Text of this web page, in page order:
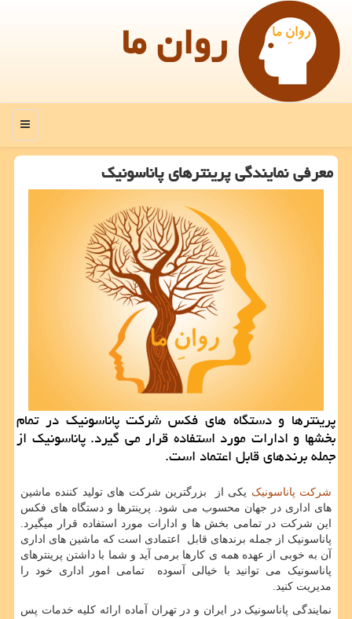
روان ما
منو
معرفی نمایندگی پرینترهای پاناسونیك
پرینترها و دستگاه های فكس شركت پاناسونیك در تمام
بخشها و ادارات مورد استفاده قرار می گیرد. پاناسونیك از
جمله برندهای قابل اعتماد است.
شرکت پاناسونیک یکی از بزرگترین شرکت های تولید کننده ماشین
های اداری در جهان محسوب می شود. پرینترها و دستگاه های فکس
این شرکت در تمامی بخش ها و ادارات مورد استفاده قرار میگیرد.
پاناسونیک از جمله برندهای قابل اعتمادی است که ماشین های اداری
آن به خوبی از عهده همه ی کارها برمی آید و شما با داشتن پرینترهای
پاناسونیک می توانید با خیالی آسوده تمامی امور اداری خود را
مدیریت کنید.
نمایندگی پاناسونیک در ایران و در تهران آماده ارائه کلیه خدمات پس